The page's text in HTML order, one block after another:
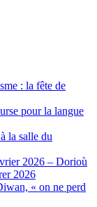
: la fête de
pour la langue
la salle du
2026 – Dorioù
2026
« on ne perd